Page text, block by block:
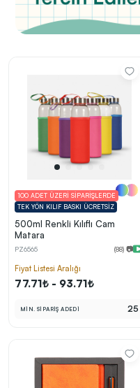
2
En Uygun Fiyatlarla
Teklif Al!
Markan için hayal ettiğin
sadece sitemiz üzerinden
100 ADET ÜZERİ SİPARİŞLERDE
TEK YÖN KILIF BASKI ÜCRETSİZ
500ml Renkli Kılıflı Cam
Matara
PZ6565 (88) 📷
Fiyat Listesi Aralığı
77.71₺ - 93.71₺
MİN. SİPARİŞ ADEDİ 25